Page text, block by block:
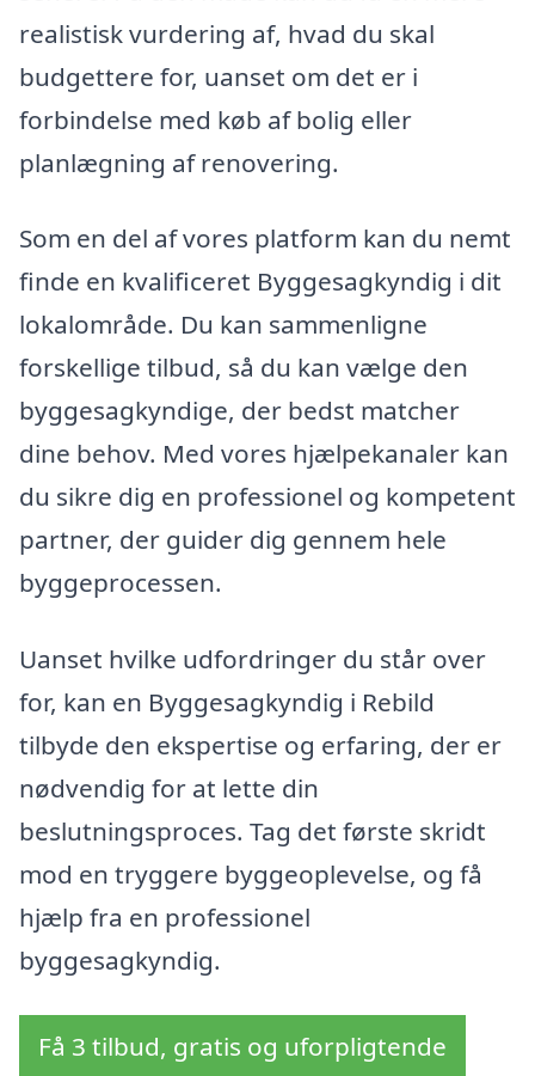
realistisk vurdering af, hvad du skal
budgettere for, uanset om det er i
forbindelse med køb af bolig eller
planlægning af renovering.
Som en del af vores platform kan du nemt
finde en kvalificeret Byggesagkyndig i dit
lokalområde. Du kan sammenligne
forskellige tilbud, så du kan vælge den
byggesagkyndige, der bedst matcher
dine behov. Med vores hjælpekanaler kan
du sikre dig en professionel og kompetent
partner, der guider dig gennem hele
byggeprocessen.
Uanset hvilke udfordringer du står over
for, kan en Byggesagkyndig i Rebild
tilbyde den ekspertise og erfaring, der er
nødvendig for at lette din
beslutningsproces. Tag det første skridt
mod en tryggere byggeoplevelse, og få
hjælp fra en professionel
byggesagkyndig.
Få 3 tilbud, gratis og uforpligtende